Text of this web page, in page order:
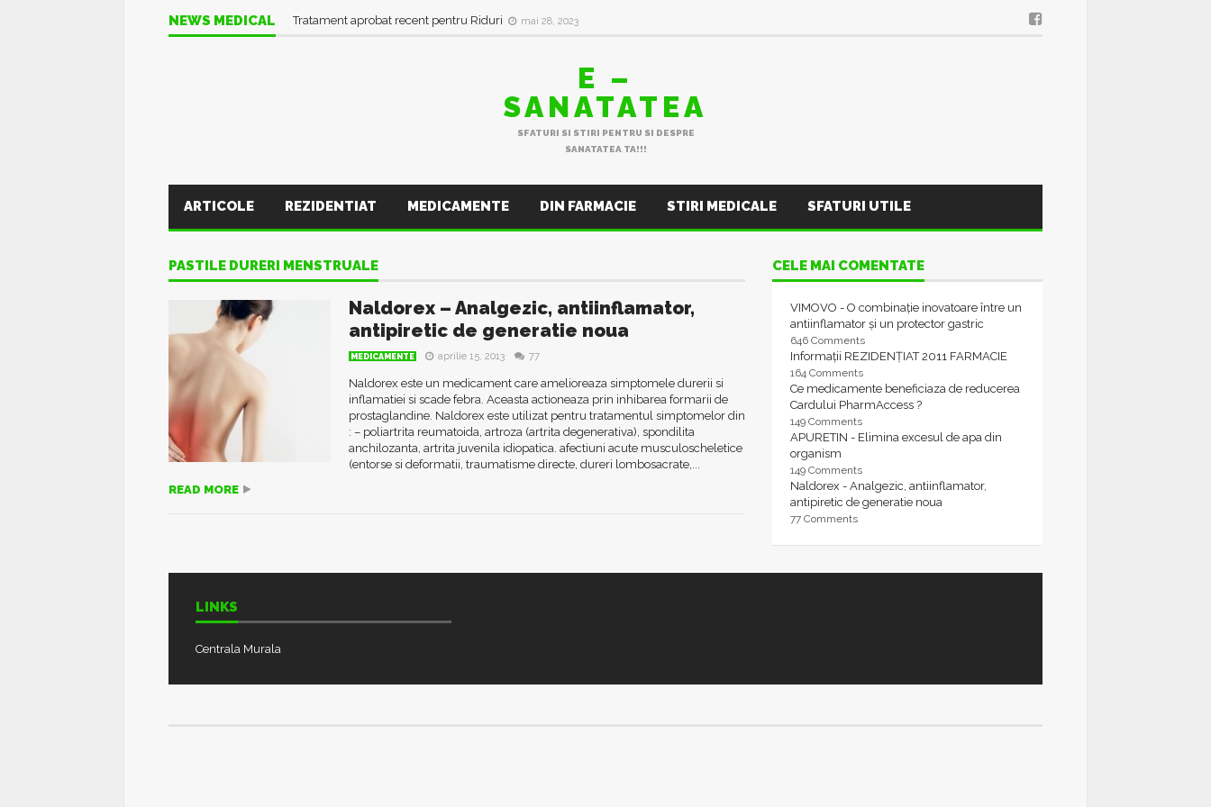
NEWS MEDICAL Tratament aprobat recent pentru Riduri mai 28, 2023
E –
SANATATEA
SFATURI SI STIRI PENTRU SI DESPRE
SANATATEA TA!!!
ARTICOLE REZIDENTIAT MEDICAMENTE DIN FARMACIE STIRI MEDICALE SFATURI UTILE
PASTILE DURERI MENSTRUALE
Naldorex – Analgezic, antiinflamator,
antipiretic de generatie noua
MEDICAMENTE aprilie 15, 2013 77
Naldorex este un medicament care amelioreaza simptomele durerii si
inflamatiei si scade febra. Aceasta actioneaza prin inhibarea formarii de
prostaglandine. Naldorex este utilizat pentru tratamentul simptomelor din
: – poliartrita reumatoida, artroza (artrita degenerativa), spondilita
anchilozanta, artrita juvenila idiopatica. afectiuni acute musculoscheletice
(entorse si deformatii, traumatisme directe, dureri lombosacrate,...
READ MORE
CELE MAI COMENTATE
VIMOVO - O combinație inovatoare între un
antiinflamator și un protector gastric
646 Comments
Informații REZIDENȚIAT 2011 FARMACIE
164 Comments
Ce medicamente beneficiaza de reducerea
Cardului PharmAccess ?
149 Comments
APURETIN - Elimina excesul de apa din
organism
149 Comments
Naldorex - Analgezic, antiinflamator,
antipiretic de generatie noua
77 Comments
LINKS
Centrala Murala